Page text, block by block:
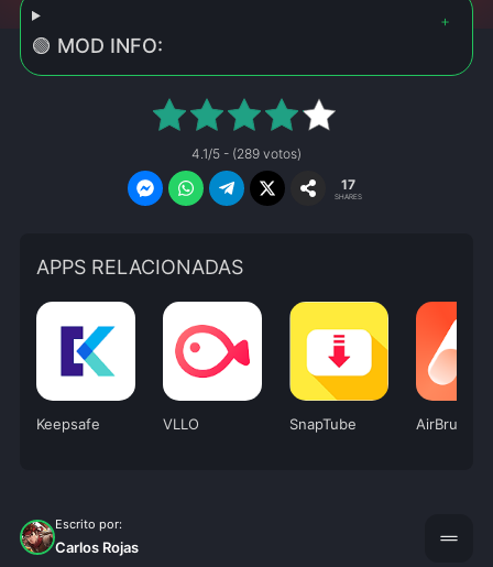
🟢 MOD INFO:
4.1/5 - (289 votos)
17
SHARES
APPS RELACIONADAS
Keepsafe VLLO SnapTube AirBrush
Escrito por:
Carlos Rojas drag_handle